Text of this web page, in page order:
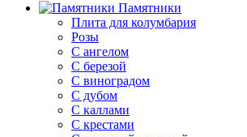
Памятники
Плита для колумбария
Розы
C ангелом
C березой
С виноградом
С дубом
С каллами
С крестами